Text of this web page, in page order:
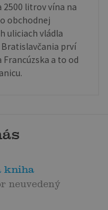
litrov vína na
obchodnej
uliciach vládla
prví
a to od
kniha
neuvedený